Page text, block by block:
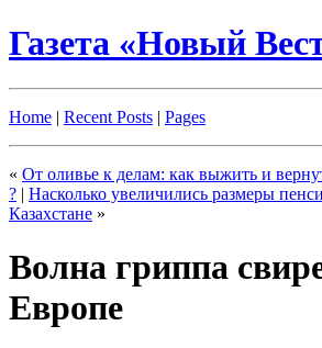
Газета «Новый
Home | Recent Posts | Pages
« От оливье к делам: как выжить и
? | Насколько увеличились размеры
Казахстане »
Волна гриппа
Европе